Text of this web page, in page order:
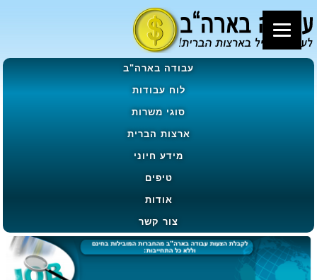
עבודה בארה"ב
לוח עבודות
סוגי משרות
ארצות הברית
מידע חיוני
טיפים
אודות
צור קשר